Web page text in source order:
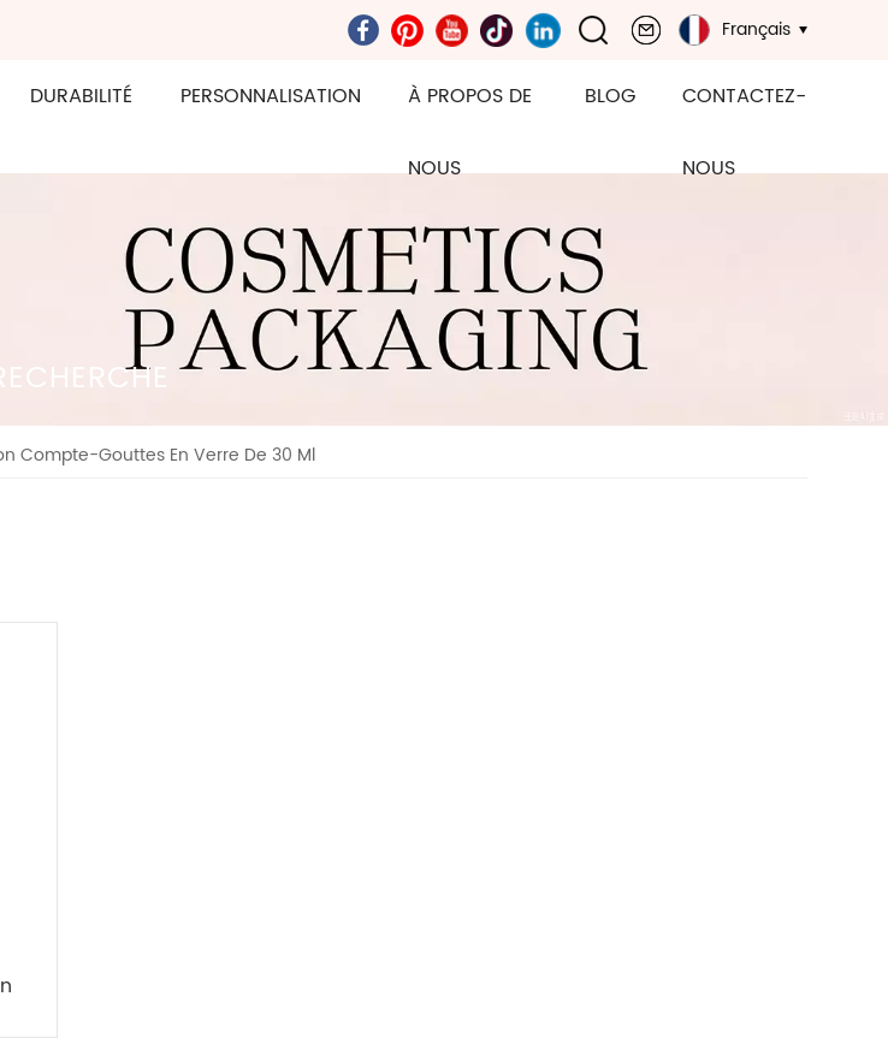
Français
DURABILITÉ PERSONNALISATION À PROPOS DE
NOUS
BLOG CONTACTEZ-
NOUS
Compte-Gouttes En Verre De 30 Ml